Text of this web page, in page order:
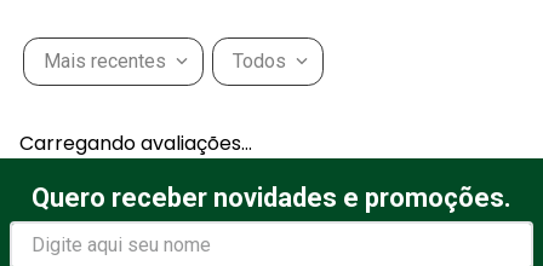
Mais recentes Todos
Carregando avaliações…
Quero receber novidades e promoções.